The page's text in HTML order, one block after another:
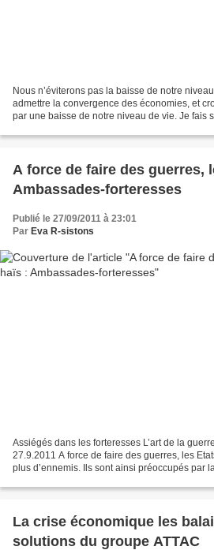
Nous n’éviterons pas la baisse de notre
admettre la convergence des économies, et
par une baisse de notre niveau de vie. Je fais
A force de faire des guerres,
Ambassades-forteresses
Publié le 27/09/2011 à 23:01
Par Eva R-sistons
Assiégés dans les forteresses L’art de la
27.9.2011 A force de faire des guerres, les
plus d’ennemis. Ils sont ainsi préoccupés par
La crise économique les
solutions du groupe ATTAC